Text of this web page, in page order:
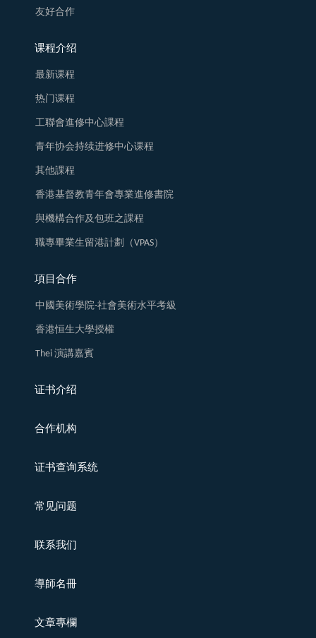
友好合作
课程介绍
最新课程
热门课程
工聯會進修中心課程
青年协会持续进修中心课程
其他課程
香港基督教青年會專業進修書院
與機構合作及包班之課程
職專畢業生留港計劃（VPAS）
項目合作
中國美術學院-社會美術水平考級
香港恒生大學授權
Thei 演講嘉賓
证书介绍
合作机构
证书查询系统
常见问题
联系我们
導師名冊
文章專欄